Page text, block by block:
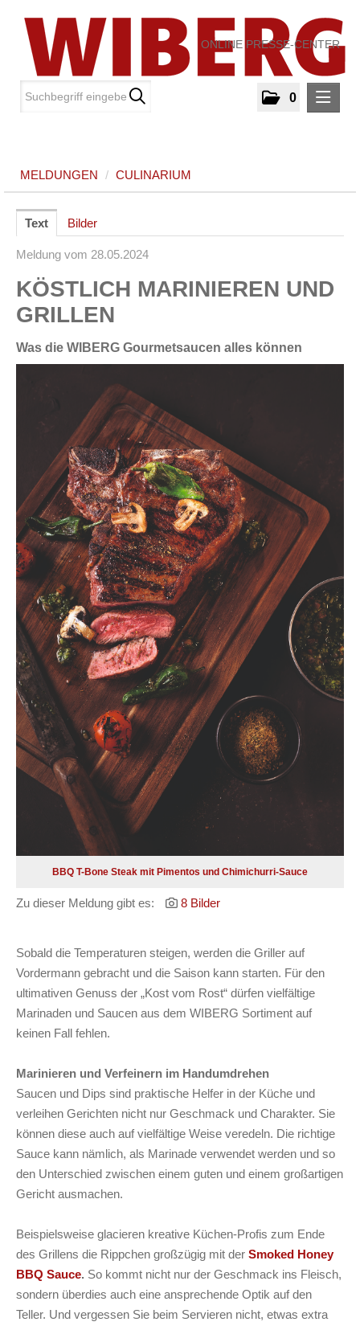
ONLINE PRESSE-CENTER
0
Culinarium
MEDIA
ÜBER UNS
KONTAKT
MELDUNGEN / CULINARIUM
Text Bilder
Meldung vom 28.05.2024
KÖSTLICH MARINIEREN UND
GRILLEN
Was die WIBERG Gourmetsaucen alles können
BBQ T-Bone Steak mit Pimentos und Chimichurri-Sauce
Zu dieser Meldung gibt es: 8 Bilder
Sobald die Temperaturen steigen, werden die Griller auf
Vordermann gebracht und die Saison kann starten. Für den
ultimativen Genuss der „Kost vom Rost“ dürfen vielfältige
Marinaden und Saucen aus dem WIBERG Sortiment auf
keinen Fall fehlen.
Marinieren und Verfeinern im Handumdrehen
Saucen und Dips sind praktische Helfer in der Küche und
verleihen Gerichten nicht nur Geschmack und Charakter. Sie
können diese auch auf vielfältige Weise veredeln. Die richtige
Sauce kann nämlich, als Marinade verwendet werden und so
den Unterschied zwischen einem guten und einem großartigen
Gericht ausmachen.
Beispielsweise glacieren kreative Küchen-Profis zum Ende
des Grillens die Rippchen großzügig mit der Smoked Honey
BBQ Sauce. So kommt nicht nur der Geschmack ins Fleisch,
sondern überdies auch eine ansprechende Optik auf den
Teller. Und vergessen Sie beim Servieren nicht, etwas extra